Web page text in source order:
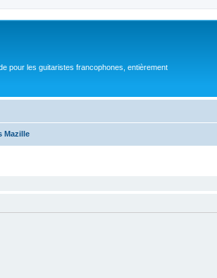
pour les guitaristes francophones, entièrement
Mazille